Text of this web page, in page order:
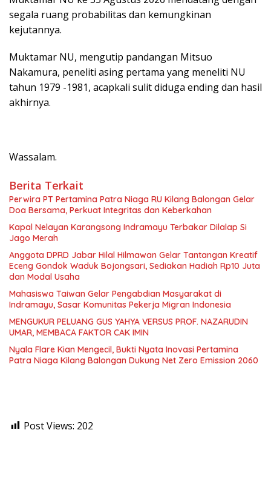
segala ruang probabilitas dan kemungkinan
kejutannya.
Muktamar NU, mengutip pandangan Mitsuo
Nakamura, peneliti asing pertama yang meneliti NU
tahun 1979 -1981, acapkali sulit diduga ending dan hasil
akhirnya.
Wassalam.
Berita Terkait
Perwira PT Pertamina Patra Niaga RU Kilang Balongan Gelar
Doa Bersama, Perkuat Integritas dan Keberkahan
Kapal Nelayan Karangsong Indramayu Terbakar Dilalap Si
Jago Merah
Anggota DPRD Jabar Hilal Hilmawan Gelar Tantangan Kreatif
Eceng Gondok Waduk Bojongsari, Sediakan Hadiah Rp10 Juta
dan Modal Usaha
Mahasiswa Taiwan Gelar Pengabdian Masyarakat di
Indramayu, Sasar Komunitas Pekerja Migran Indonesia
MENGUKUR PELUANG GUS YAHYA VERSUS PROF. NAZARUDIN
UMAR, MEMBACA FAKTOR CAK IMIN
Nyala Flare Kian Mengecil, Bukti Nyata Inovasi Pertamina
Patra Niaga Kilang Balongan Dukung Net Zero Emission 2060
Post Views: 202